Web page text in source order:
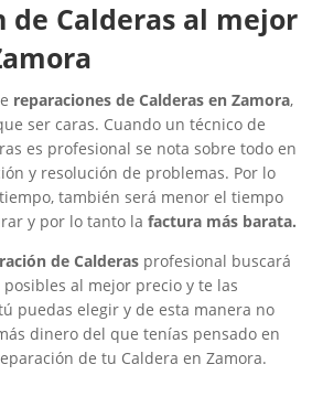
de Calderas al mejor
reparaciones de Calderas en Zamora,
ser caras. Cuando un técnico de
es profesional se nota sobre todo en
y resolución de problemas. Por lo
también será menor el tiempo
y por lo tanto la factura más barata.
de Calderas profesional buscará
al mejor precio y te las
puedas elegir y de esta manera no
dinero del que tenías pensado en
de tu Caldera en Zamora.